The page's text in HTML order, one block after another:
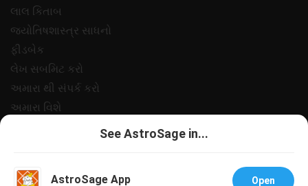
લાલ કિતાબ
જ્યોતિષશાસ્ત્ર સાધનો
ફીડબેક
લેખ સબમિટ કરો
અમારા થી સંપર્ક કરો
અમારા વિશે
See AstroSage in...
AstroSage App Open